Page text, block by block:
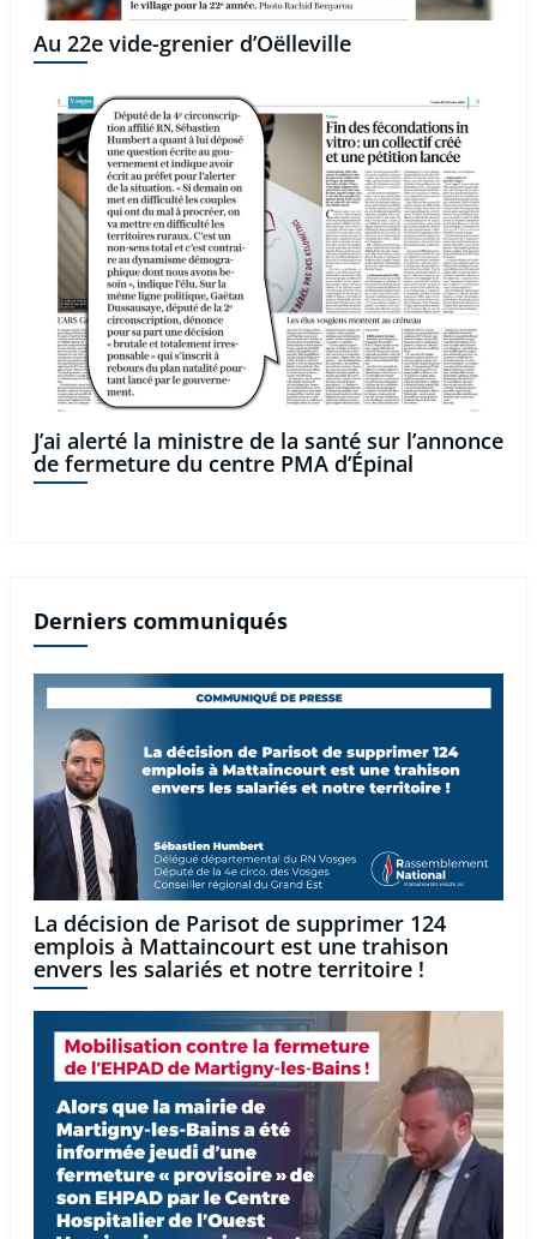
Au 22e vide-grenier d’Oëlleville
J’ai alerté la ministre de la santé sur l’annonce
de fermeture du centre PMA d’Épinal
Derniers communiqués
La décision de Parisot de supprimer 124
emplois à Mattaincourt est une trahison
envers les salariés et notre territoire !